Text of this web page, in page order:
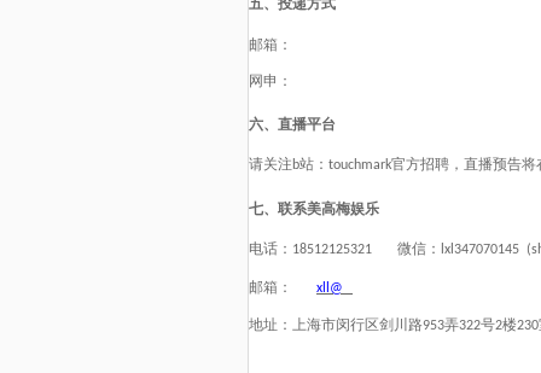
五、投递方式
邮箱：
网申：
六、直播平台
请关注 b站： touchmark官方招聘，直播预告
七、联系美高梅娱乐
电话： 18512125321 微信： lxl347070145
邮箱： xll@
地址：上海市闵行区剑川路953弄322号2楼230